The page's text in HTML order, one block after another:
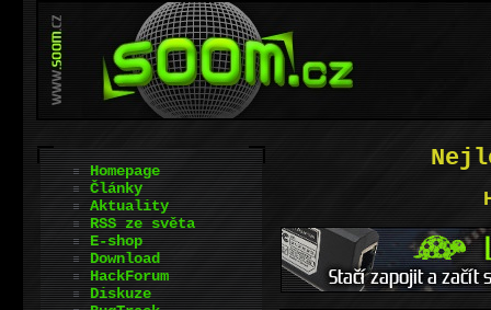
Homepage
Články
Aktuality
RSS ze světa
E-shop
Download
HackForum
Diskuze